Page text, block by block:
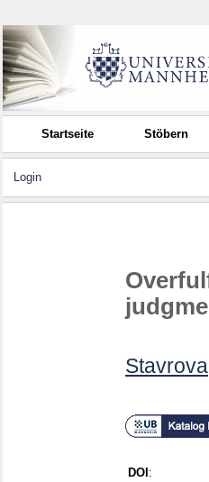
Startseite Stöbern
Login
DOI :